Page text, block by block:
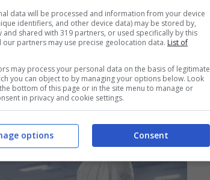
per contrastare l’arrivo di auto
bassi, che stanno riscuotendo un
Anche grazie agli incentivi
emissioni, sia a chi decideva di
data will be processed and information from your device
identifiers, and other device data) may be stored by,
and shared with 319 partners, or used specifically by this
our partners may use precise geolocation data. List of
may process your personal data on the basis of legitimate
you can object to by managing your options below. Look
bottom of this page or in the site menu to manage or
in privacy and cookie settings.
Consent
options